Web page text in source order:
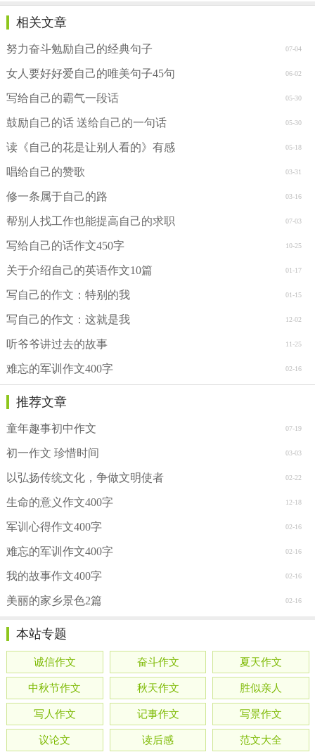
相关文章
07-04
努力奋斗勉励自己的经典句子
06-02
女人要好好爱自己的唯美句子45句
05-30
写给自己的霸气一段话
05-30
鼓励自己的话 送给自己的一句话
05-18
读《自己的花是让别人看的》有感
03-31
唱给自己的赞歌
03-16
修一条属于自己的路
07-03
帮别人找工作也能提高自己的求职
10-25
写给自己的话作文450字
01-17
关于介绍自己的英语作文10篇
01-15
写自己的作文：特别的我
12-02
写自己的作文：这就是我
11-25
听爷爷讲过去的故事
02-16
难忘的军训作文400字
推荐文章
07-19
童年趣事初中作文
03-03
初一作文 珍惜时间
02-22
以弘扬传统文化，争做文明使者
12-18
生命的意义作文400字
02-16
军训心得作文400字
02-16
难忘的军训作文400字
02-16
我的故事作文400字
02-16
美丽的家乡景色2篇
本站专题
诚信作文 奋斗作文 夏天作文
中秋节作文 秋天作文 胜似亲人
写人作文 记事作文 写景作文
议论文 读后感 范文大全